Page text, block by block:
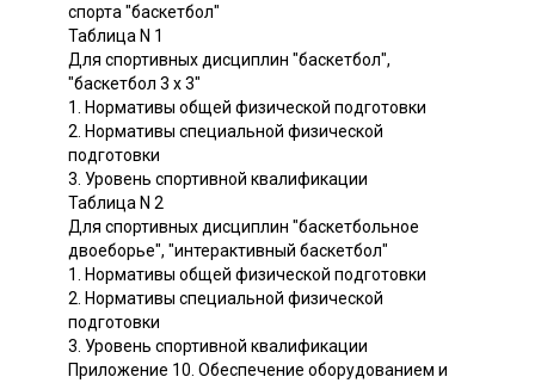
спорта "баскетбол"
Таблица N 1
Для спортивных дисциплин "баскетбол",
"баскетбол 3 x 3"
1. Нормативы общей физической подготовки
2. Нормативы специальной физической
подготовки
3. Уровень спортивной квалификации
Таблица N 2
Для спортивных дисциплин "баскетбольное
двоеборье", "интерактивный баскетбол"
1. Нормативы общей физической подготовки
2. Нормативы специальной физической
подготовки
3. Уровень спортивной квалификации
Приложение 10. Обеспечение оборудованием и